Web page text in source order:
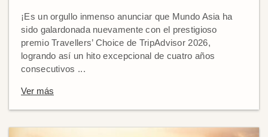
¡Es un orgullo inmenso anunciar que Mundo Asia ha
sido galardonada nuevamente con el prestigioso
premio Travellers’ Choice de TripAdvisor 2026,
logrando así un hito excepcional de cuatro años
consecutivos ...
Ver más